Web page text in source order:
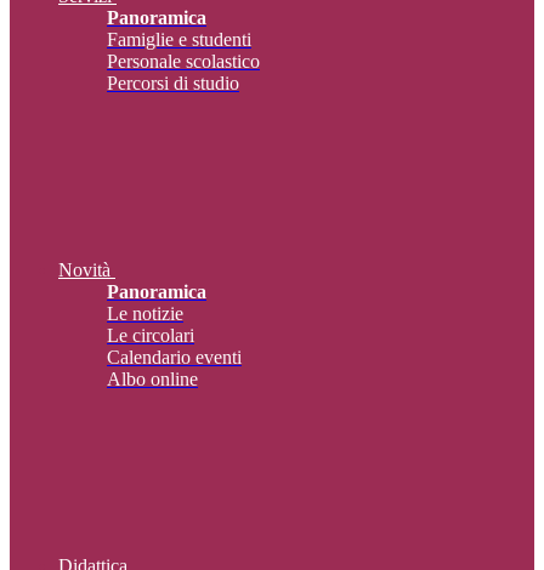
Panoramica
Famiglie e studenti
Personale scolastico
Percorsi di studio
Novità
Panoramica
Le notizie
Le circolari
Calendario eventi
Albo online